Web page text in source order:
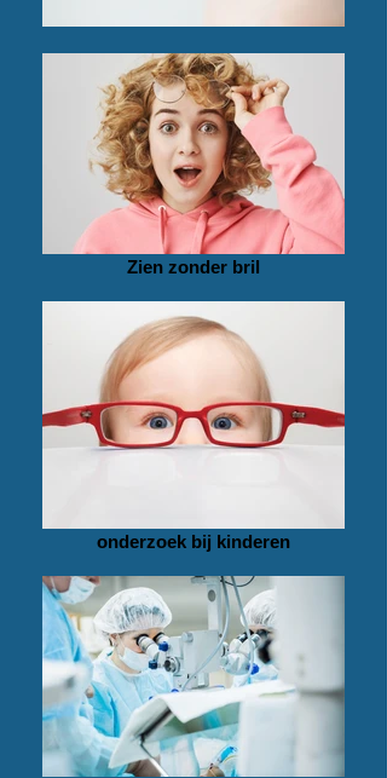
Zien zonder bril
onderzoek bij kinderen